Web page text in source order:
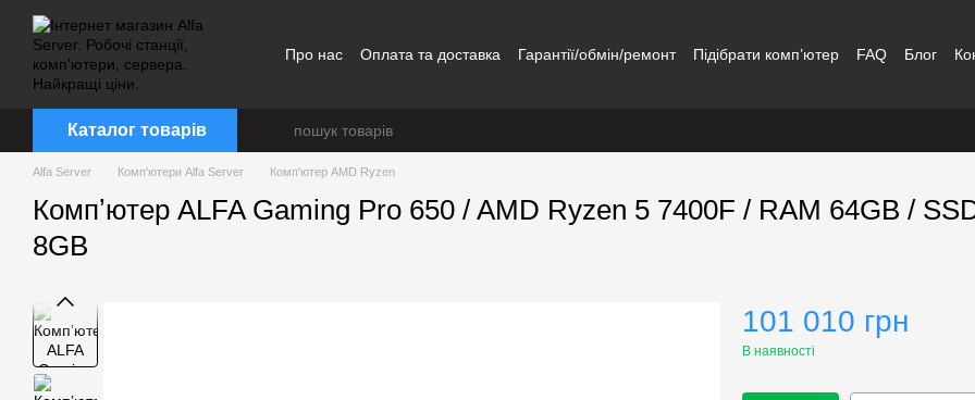
Перейти до основного контенту
Про нас Оплата та доставка Гарантії/обмін/ремонт Підібрати комп’ютер FAQ Блог
Каталог товарів
Alfa Server Комп'ютери Alfa Server Комп'ютер AMD Ryzen
Компʼютер ALFA Gaming Pro 650 / AMD Ryzen 5 7400F / RAM 64GB /
8GB
101 010 грн
В наявності